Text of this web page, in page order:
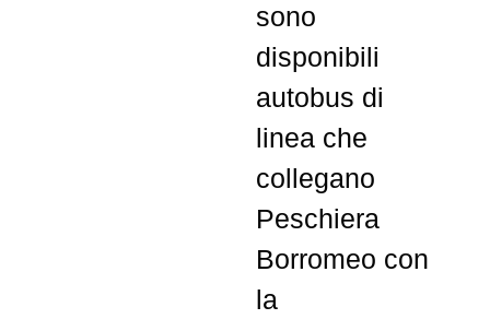
sono
disponibili
autobus di
linea che
collegano
Peschiera
Borromeo con
la